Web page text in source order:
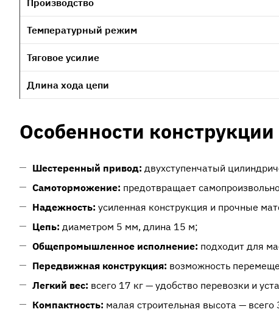
Производство
Температурный режим
Тяговое усилие
Длина хода цепи
Особенности конструкции
Шестеренный привод: двухступенчатый
Самоторможение: предотвращает
Надежность: усиленная конструкция и прочные
Цепь: диаметром 5 мм, длина 15 м;
Общепромышленное исполнение: подходит для
Передвижная конструкция: возможность
Легкий вес: всего 17 кг — удобство перевозки и
Компактность: малая строительная высота —